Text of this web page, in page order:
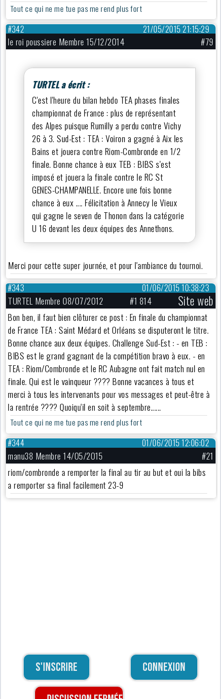
Tout ce qui ne me tue pas me rend plus fort
21/05/2015 21:15:29
#342
le roi poussiere Membre 15/12/2014 #79
TURTEL a écrit :
C'est l'heure du bilan hebdo TEA phases finales
championnat de France : plus de représentant
des Alpes puisque Rumilly a perdu contre Vichy
26 à 3. Sud-Est : TEA : Voiron a gagné à Aix les
Bains et jouera contre Riom-Combronde en 1/2
finale. Bonne chance à eux TEB : BIBS s'est
imposé et jouera la finale contre le RC St
GENES-CHAMPANELLE. Encore une fois bonne
chance à eux .... Félicitation à Annecy le Vieux
qui gagne le seven de Thonon dans la catégorie
U 16 devant les deux équipes des Annethons.
Merci pour cette super journée, et pour l'ambiance du tournoi.
01/06/2015 10:38:23
#343
TURTEL Membre 08/07/2012 #1 814 Site web
Bon ben, il faut bien clôturer ce post : En finale du championnat
de France TEA : Saint Médard et Orléans se disputeront le titre.
Bonne chance aux deux équipes. Challenge Sud-Est : - en TEB :
BIBS est le grand gagnant de la compétition bravo à eux. - en
TEA : Riom/Combronde et le RC Aubagne ont fait match nul en
finale. Qui est le vainqueur ???? Bonne vacances à tous et
merci à tous les intervenants pour vos messages et peut-être à
la rentrée ???? Quoiqu'il en soit à septembre......
Tout ce qui ne me tue pas me rend plus fort
01/06/2015 12:06:02
#344
manu38 Membre 14/05/2015
#21
riom/combronde a remporter la final au tir au but et oui la bibs
a remporter sa final facilement 23-9
S'inscrire Connexion